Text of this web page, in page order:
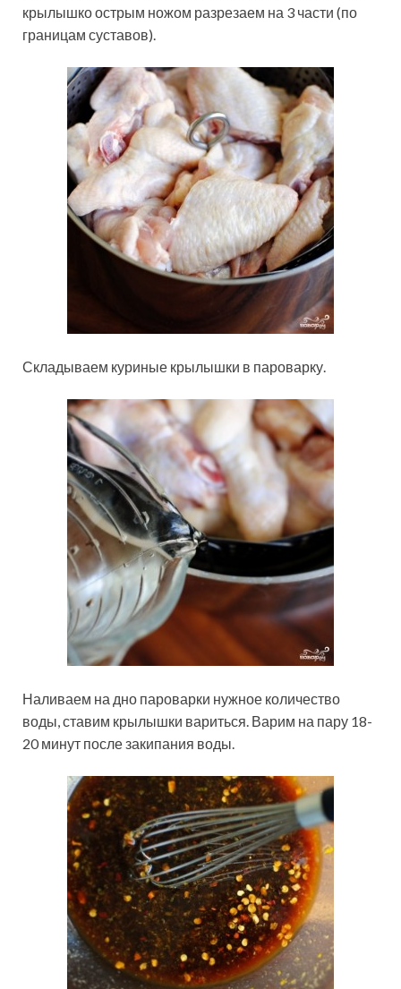
крылышко острым ножом разрезаем на 3 части (по
границам суставов).
Складываем куриные крылышки в пароварку.
Наливаем на дно пароварки нужное количество
воды, ставим крылышки вариться. Варим на пару 18-
20 минут после закипания воды.